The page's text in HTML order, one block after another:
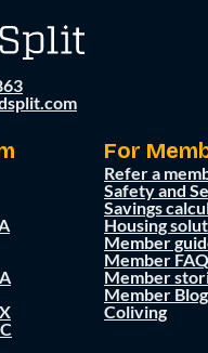
For
Refer a
Safety and
Savings
Housing
Member
Member FAQ
Member
Member Blog
Coliving